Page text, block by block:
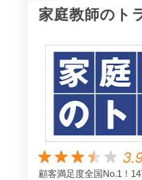
家庭教師のト
顧客満足度全国No.1！